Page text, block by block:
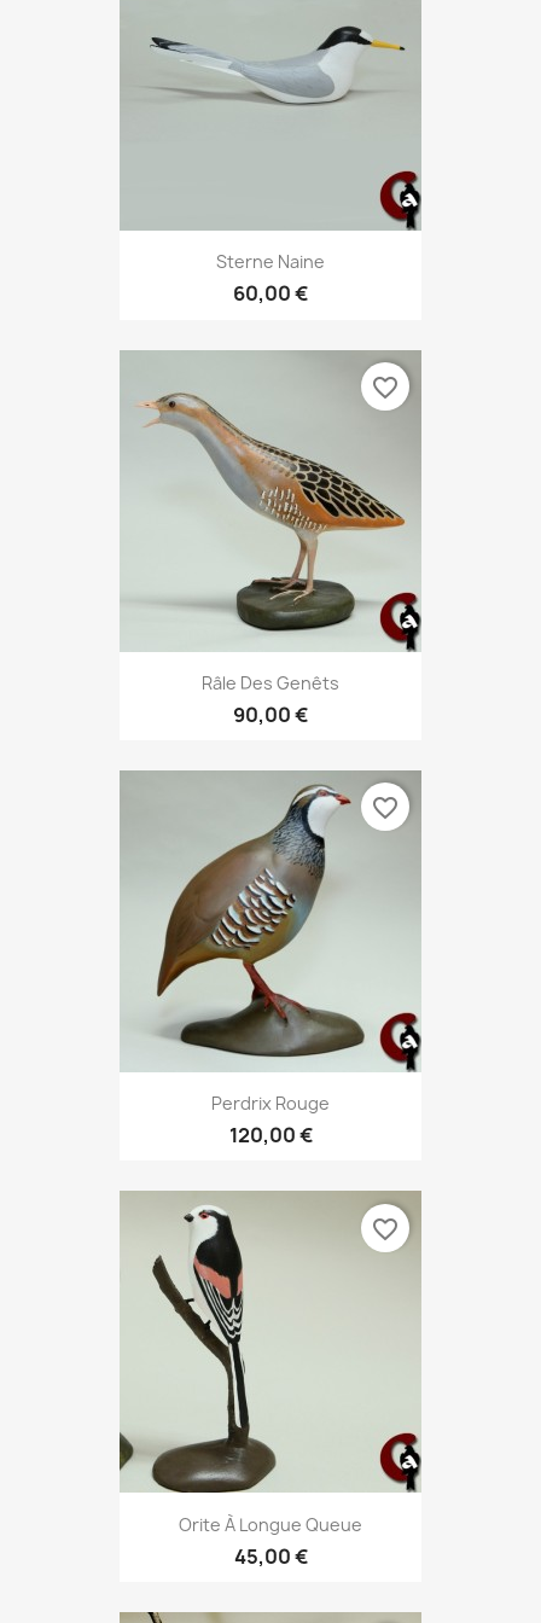
Sterne Naine
60,00 €
Râle Des Genêts
90,00 €
favorite_border
Perdrix Rouge
120,00 €
favorite_border
Orite À Longue Queue
45,00 €
favorite_border